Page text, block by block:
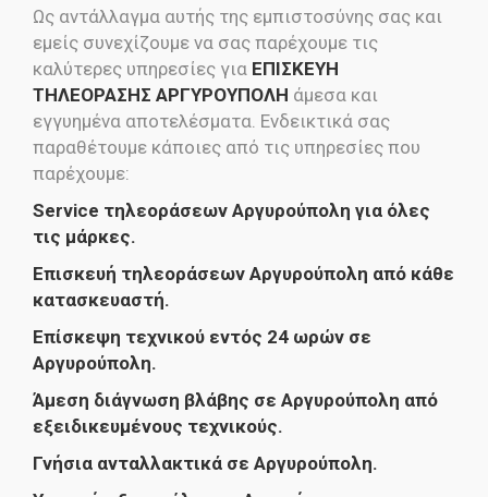
Ως αντάλλαγμα αυτής της εμπιστοσύνης σας και
εμείς συνεχίζουμε να σας παρέχουμε τις
καλύτερες υπηρεσίες για ΕΠΙΣΚΕΥΗ
ΤΗΛΕΟΡΑΣΗΣ ΑΡΓΥΡΟΥΠΟΛΗ άμεσα και
εγγυημένα αποτελέσματα. Ενδεικτικά σας
παραθέτουμε κάποιες από τις υπηρεσίες που
παρέχουμε:
Service τηλεοράσεων Αργυρούπολη για όλες
τις μάρκες.
Επισκευή τηλεοράσεων Αργυρούπολη από κάθε
κατασκευαστή.
Επίσκεψη τεχνικού εντός 24 ωρών σε
Αργυρούπολη.
Άμεση διάγνωση βλάβης σε Αργυρούπολη από
εξειδικευμένους τεχνικούς.
Γνήσια ανταλλακτικά σε Αργυρούπολη.